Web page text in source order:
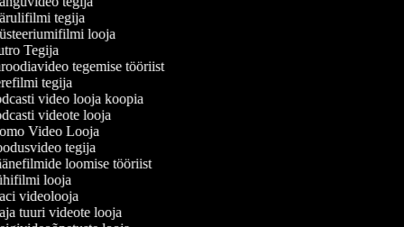
tegija
looja
Tegija
tegemise tööriist
tegija
video looja koopia
videote looja
Video Looja
tegija
loomise tööriist
looja
videolooja
tuuri videote looja